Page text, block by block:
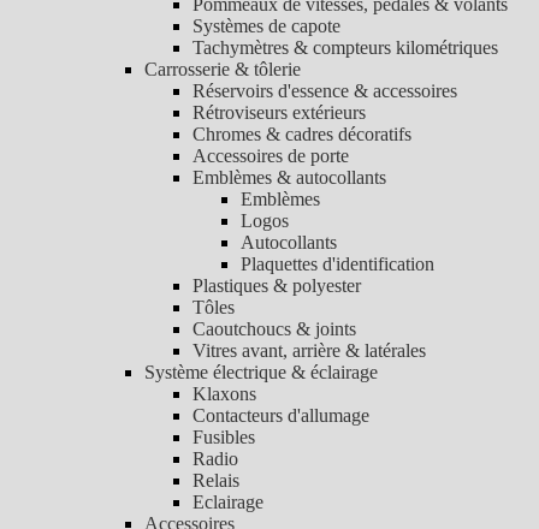
Pommeaux de vitesses, pédales & volants
Systèmes de capote
Tachymètres & compteurs kilométriques
Carrosserie & tôlerie
Réservoirs d'essence & accessoires
Rétroviseurs extérieurs
Chromes & cadres décoratifs
Accessoires de porte
Emblèmes & autocollants
Emblèmes
Logos
Autocollants
Plaquettes d'identification
Plastiques & polyester
Tôles
Caoutchoucs & joints
Vitres avant, arrière & latérales
Système électrique & éclairage
Klaxons
Contacteurs d'allumage
Fusibles
Radio
Relais
Eclairage
Accessoires